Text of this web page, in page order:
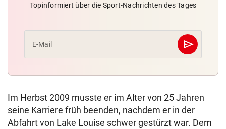
Topinformiert über die Sport-Nachrichten des Tages
E-Mail send
Abschicken
Im Herbst 2009 musste er im Alter von 25 Jahren
seine Karriere früh beenden, nachdem er in der
Abfahrt von Lake Louise schwer gestürzt war. Dem